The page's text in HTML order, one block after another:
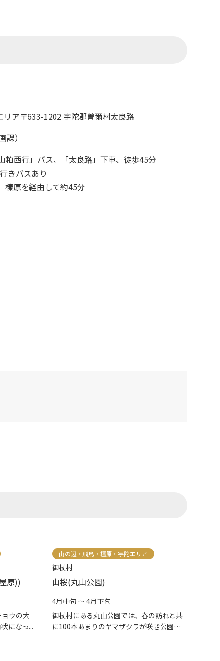
リア〒633-1202 宇陀郡曽爾村太良路
）
粕西行」バス、「太良路」下車、徒歩45分
きバスあり
榛原を経由して約45分
原))
ウの大
になっ...
山の辺・飛鳥・橿原・宇陀エリア
御杖村
山桜(丸山公園)
4月中旬 ～ 4月下旬
御杖村にある丸山公園では、春の訪れと共
に100本あまりのヤマザクラが咲き公園を